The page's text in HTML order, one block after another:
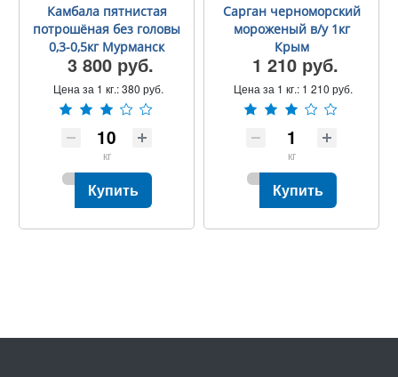
Камбала пятнистая
потрошёная без головы
0,3-0,5кг Мурманск
3 800 руб.
Цена за 1 кг.:380 руб.
кг
Купить
Сарган черноморский
мороженый в/у 1кг
Крым
1 210 руб.
Цена за 1 кг.: 1 210 руб.
кг
Купить